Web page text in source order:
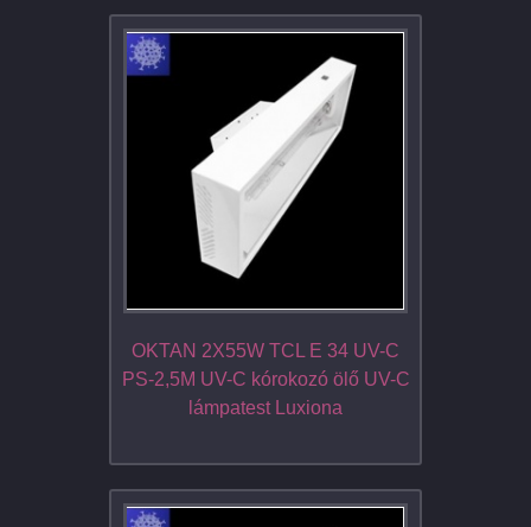
OKTAN 2X55W TCL E 34 UV-C
PS-2,5M UV-C kórokozó ölő UV-C
lámpatest Luxiona